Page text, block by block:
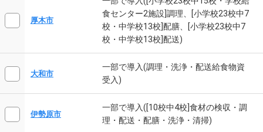
厚木市
食センター2施設]調理、[小学校23校中7
校・中学校13校]配膳、[小学校23校中7
校・中学校13校]配送)
大和市
一部で導入(調理・洗浄・配送給食物資
受入)
伊勢原市
一部で導入([10校中4校]食材の検収・調
理・配送・配膳・洗浄・清掃)